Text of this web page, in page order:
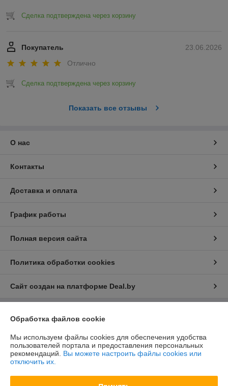
Сделка подтверждена через корзину
23.06.2026
Покупатель
Отлично
Сделка подтверждена через корзину
Показать все отзывы
О нас
Контакты
Доставка и оплата
График работы
Полная версия сайта
Политика обработки cookies
Сайт создан на платформе Deal.by
Информация для покупателя
Юридическое лицо:ООО "БелХайлер"
220024, г. Минск, ул. Стебенева, 2А, оф. 21
Регистрационный номер ЕГР: 193304407
УНП: 193304407
Обработка файлов cookie
Мы используем файлы cookies для обеспечения удобства
пользователей портала и предоставления персональных
рекомендаций. Вы можете настроить файлы cookies или
отключить их.